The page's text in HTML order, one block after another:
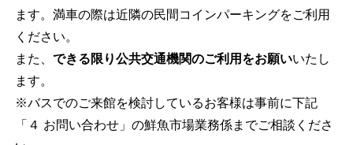
ます。満車の際は近隣の民間コインパーキングをご利用
ください。
また、 できる限り公共交通機関のご利用をお願いいたし
ます。
※バスでのご来館を検討しているお客様は事前に下記
「４ お問い合わせ」の鮮魚市場業務係までご相談くださ